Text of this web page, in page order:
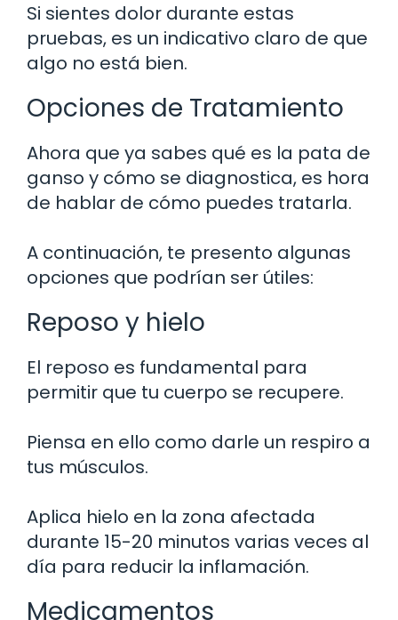
Si sientes dolor durante estas
pruebas, es un indicativo claro de que
algo no está bien.
Opciones de Tratamiento
Ahora que ya sabes qué es la pata de
ganso y cómo se diagnostica, es hora
de hablar de cómo puedes tratarla.
A continuación, te presento algunas
opciones que podrían ser útiles:
Reposo y hielo
El reposo es fundamental para
permitir que tu cuerpo se recupere.
Piensa en ello como darle un respiro a
tus músculos.
Aplica hielo en la zona afectada
durante 15-20 minutos varias veces al
día para reducir la inflamación.
Medicamentos